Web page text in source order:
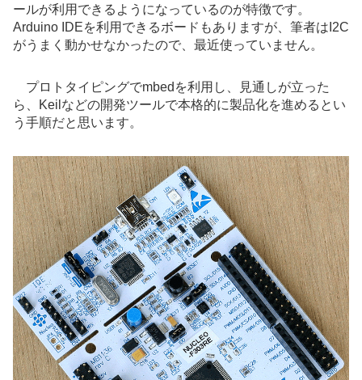
ールが利用できるようになっているのが特徴です。
Arduino IDEを利用できるボードもありますが、筆者はI2C
がうまく動かせなかったので、最近使っていません。
プロトタイピングでmbedを利用し、見通しが立った
ら、Keilなどの開発ツールで本格的に製品化を進めるとい
う手順だと思います。